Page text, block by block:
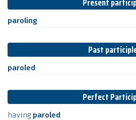
paroling
Past
paroled
Perfect
having paroled